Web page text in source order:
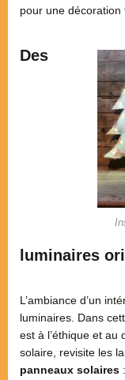
pour une décoration
Des
luminaires
L’ambiance d’un
luminaires. Dans
est à l’éthique et au
solaire, revisite les
panneaux solaires